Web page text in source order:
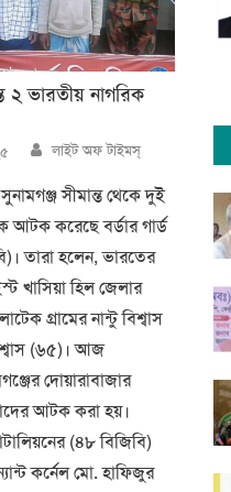
২ ভারতীয় নাগরিক
Author
লাইট অফ টাইমস্
সীমান্ত থেকে দুই
আটক করেছে বর্ডার গার্ড
তারা হলেন, ভারতের
খাসিয়া হিল জেলার
গ্রামের নান্টু বিশ্বাস
(৬৫)। আজ
দোয়ারাবাজার
আটক করা হয়।
(৪৮ বিজিবি)
কর্নেল মো. হাফিজুর